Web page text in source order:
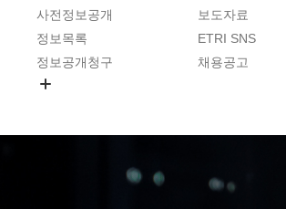
사전정보공개
정보목록
정보공개청구
보도자료
ETRI SNS
채용공고